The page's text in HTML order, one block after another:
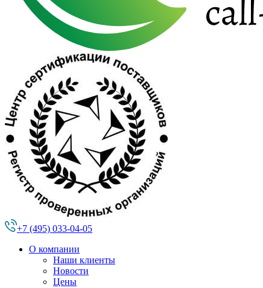
+7 (495) 033-04-05
О компании
Наши клиенты
Новости
Цены